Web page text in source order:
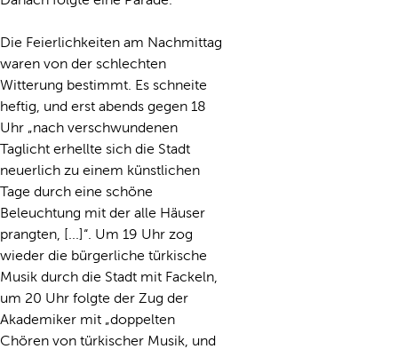
Die Feierlichkeiten am Nachmittag
waren von der schlechten
Witterung bestimmt. Es schneite
heftig, und erst abends gegen 18
Uhr „nach verschwundenen
Taglicht erhellte sich die Stadt
neuerlich zu einem künstlichen
Tage durch eine schöne
Beleuchtung mit der alle Häuser
prangten, [...]“. Um 19 Uhr zog
wieder die bürgerliche türkische
Musik durch die Stadt mit Fackeln,
um 20 Uhr folgte der Zug der
Akademiker mit „doppelten
Chören von türkischer Musik, und